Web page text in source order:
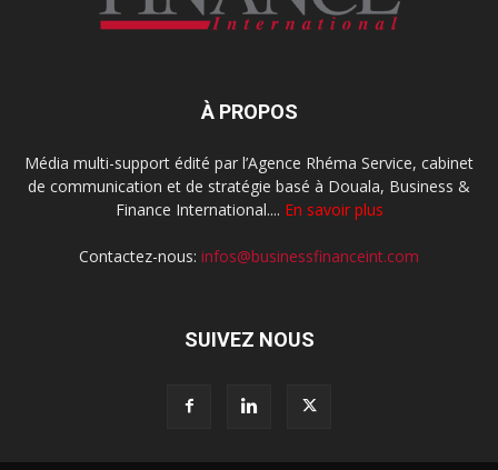
À PROPOS
Média multi-support édité par l’Agence Rhéma Service, cabinet
de communication et de stratégie basé à Douala, Business &
Finance International.... En savoir plus
Contactez-nous: infos@businessfinanceint.com
SUIVEZ NOUS